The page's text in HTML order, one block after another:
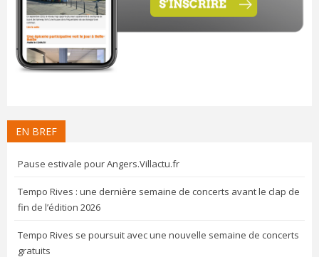
EN BREF
Pause estivale pour Angers.Villactu.fr
Tempo Rives : une dernière semaine de concerts avant le clap de
fin de l’édition 2026
Tempo Rives se poursuit avec une nouvelle semaine de concerts
gratuits